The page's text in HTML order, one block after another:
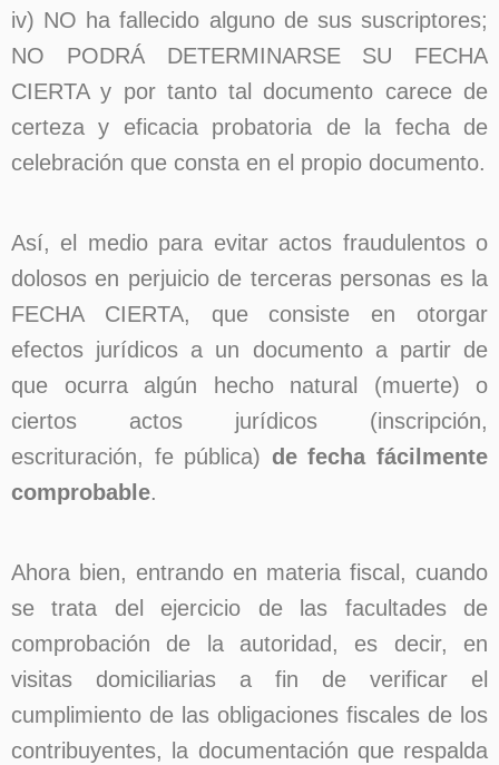
iv) NO ha fallecido alguno de sus suscriptores;
NO PODRÁ DETERMINARSE SU FECHA
CIERTA y por tanto tal documento carece de
certeza y eficacia probatoria de la fecha de
celebración que consta en el propio documento.
Así, el medio para evitar actos fraudulentos o
dolosos en perjuicio de terceras personas es la
FECHA CIERTA, que consiste en otorgar
efectos jurídicos a un documento a partir de
que ocurra algún hecho natural (muerte) o
ciertos actos jurídicos (inscripción,
escrituración, fe pública) de fecha fácilmente
comprobable.
Ahora bien, entrando en materia fiscal, cuando
se trata del ejercicio de las facultades de
comprobación de la autoridad, es decir, en
visitas domiciliarias a fin de verificar el
cumplimiento de las obligaciones fiscales de los
contribuyentes, la documentación que respalda